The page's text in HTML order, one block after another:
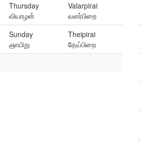
Thursday
வியாழன்
Valarpirai
வளர்பிறை
Sunday
ஞாயிறு
Theipirai
தேய்பிறை